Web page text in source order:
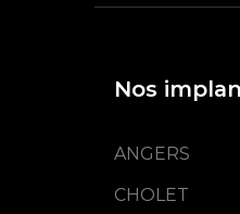
Nos
ANGERS
CHOLET